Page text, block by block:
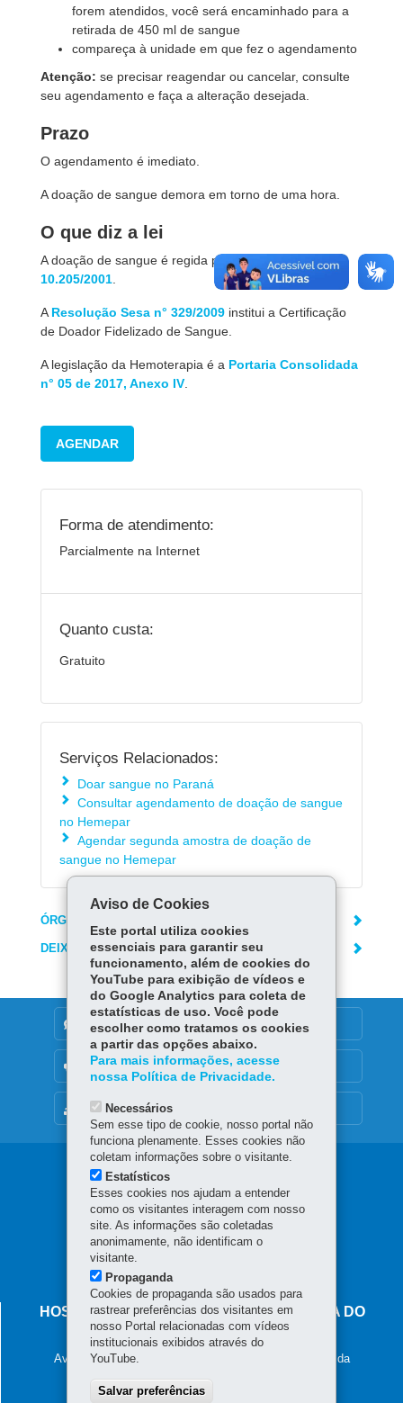
forem atendidos, você será encaminhado para a
retirada de 450 ml de sangue
compareça à unidade em que fez o agendamento
Atenção: se precisar reagendar ou cancelar, consulte
seu agendamento e faça a alteração desejada.
Prazo
O agendamento é imediato.
A doação de sangue demora em torno de uma hora.
O que diz a lei
A doação de sangue é regida pelaLei Federal
10.205/2001
A Resolução Sesa n° 329/2009 institui a Certificação
de Doador Fidelizado de Sangue.
A legislação da Hemoterapia é a Portaria Consolidada
n° 05 de 2017, Anexo IV
AGENDAR
Forma de atendimento:
Parcialmente na Internet
Quanto custa:
Gratuito
Serviços Relacionados:
Doar sangue no Paraná
Consultar agendamento de doação de sangue
no Hemepar
Agendar segunda amostra de doação de
sangue no Hemepar
ÓRGÃO RESPONSÁVEL
DEIXE SUA OPINIÃO
MAPA DO SITE
DENUNCIE CORRUPÇÃO
OUVIDORIA
Navegação
principal
HOSPITAL DE DERMATOLOGIA SANITÁRIA DO
PARANÁ
Avenida Frei Rui Guido Depiné, 1115 - Jardim Esmeralda
41 3542-2882
Aviso de Cookies
Este portal utiliza cookies
essenciais para garantir seu
funcionamento, além de cookies do
YouTube para exibição de vídeos e
do Google Analytics para coleta de
estatísticas de uso. Você pode
escolher como tratamos os cookies
a partir das opções abaixo.
Para mais informações, acesse
nossa Política de Privacidade.
Necessários
Sem esse tipo de cookie, nosso portal não
funciona plenamente. Esses cookies não
coletam informações sobre o visitante.
Estatísticos
Esses cookies nos ajudam a entender
como os visitantes interagem com nosso
site. As informações são coletadas
anonimamente, não identificam o
visitante.
Propaganda
Cookies de propaganda são usados para
rastrear preferências dos visitantes em
nosso Portal relacionadas com vídeos
institucionais exibidos através do
YouTube.
Salvar preferências